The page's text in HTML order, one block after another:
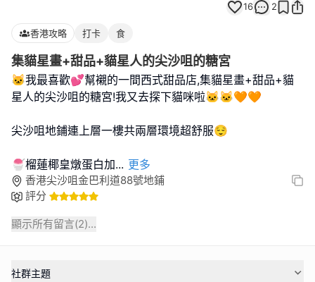
16 2
香港攻略 打卡 食
集貓星畫+甜品+貓星人的尖沙咀的糖宮
🐱我最喜歡💕幫襯的一間西式甜品店,集貓星畫+甜品+貓
星人的尖沙咀的糖宮!我又去探下貓咪啦🐱🐱🧡🧡
尖沙咀地鋪連上層一樓共兩層環境超舒服😌
🍧榴蓮椰皇燉蛋白加... 更多
香港尖沙咀金巴利道88號地鋪
評分
顯示所有留言(2)...
社群主題